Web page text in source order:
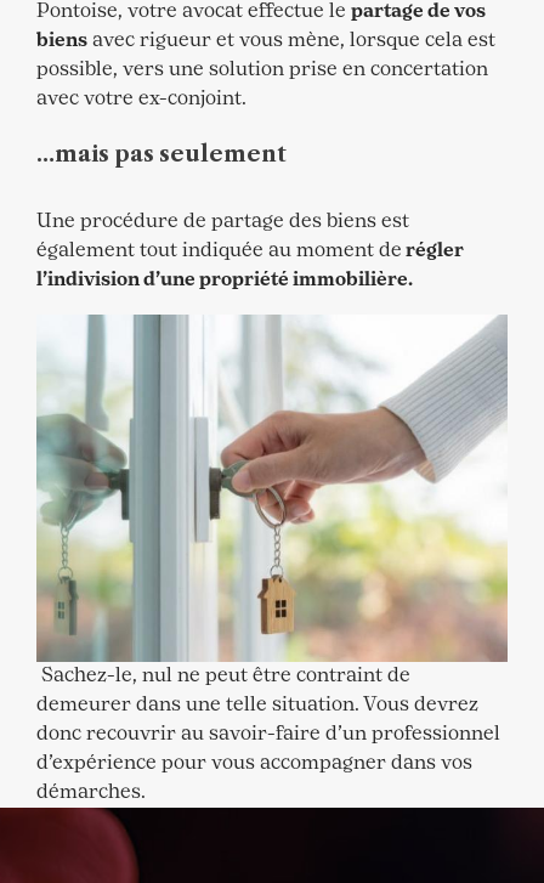
Pontoise, votre avocat effectue le partage de vos
biens avec rigueur et vous mène, lorsque cela est
possible, vers une solution prise en concertation
avec votre ex-conjoint.
…mais pas seulement
Une procédure de partage des biens est
également tout indiquée au moment de régler
l’indivision d’une propriété immobilière.
Sachez-le, nul ne peut être contraint de
demeurer dans une telle situation. Vous devrez
donc recouvrir au savoir-faire d’un professionnel
d’expérience pour vous accompagner dans vos
démarches.